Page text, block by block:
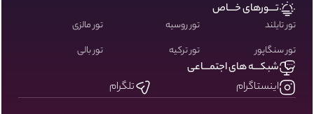
تـــورهای خـــاص
تور تایلند تور روسیه
تور مالزی
تور سنگاپور
تور ترکیه تور بالی
شبکـــه های اجتمـــاعی
اینستاگرام
تلگرام